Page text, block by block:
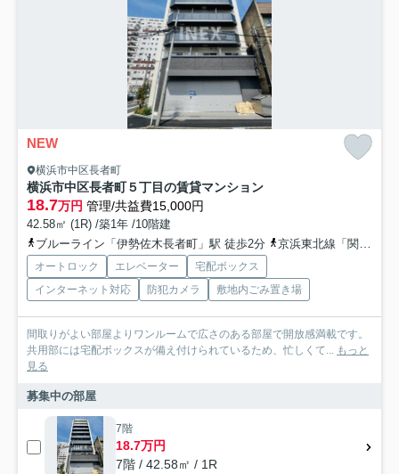
NEW
横浜市中区長者町
横浜市中区長者町５丁目の賃貸マンション
18.7万円 管理/共益費15,000円
42.58㎡ (1R) /築1年 /10階建
ブルーライン「伊勢佐木長者町」駅 徒歩2分
京浜東北線「関内」駅 徒歩8分
オートロック エレベーター
宅配ボックス
インターネット対応
防犯カメラ 敷地内ごみ置き場
間取りがよい部屋よりワンルームで広さのある部屋で開放感満載です。
共用部には宅配ボックスが備え付けられているため、忙しくて... もっと
見る
募集中の部屋
7階
18.7万円
7階 / 42.58㎡ / 1R